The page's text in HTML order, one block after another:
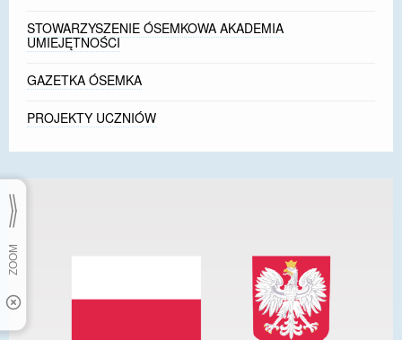
STOWARZYSZENIE ÓSEMKOWA AKADEMIA
UMIEJĘTNOŚCI
GAZETKA ÓSEMKA
PROJEKTY UCZNIÓW